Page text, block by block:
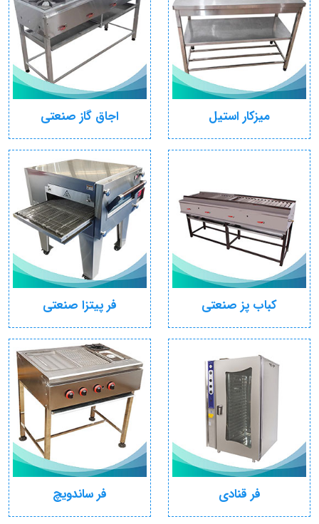
میزکار استیل اجاق گاز صنعتی
کباب پز صنعتی فر پیتزا صنعتی
فر قنادی فر ساندویچ